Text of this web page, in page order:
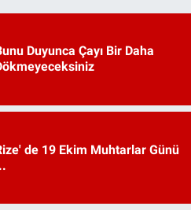
Duyunca Çayı Bir Daha
de 19 Ekim Muhtarlar Günü